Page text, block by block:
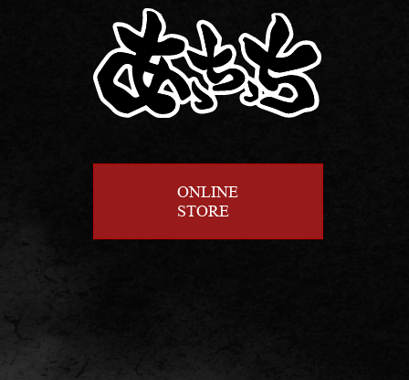
お客さまがご本人
させていただきます
当社は、保有する
宜見直し、その改善
ONLINE
STORE